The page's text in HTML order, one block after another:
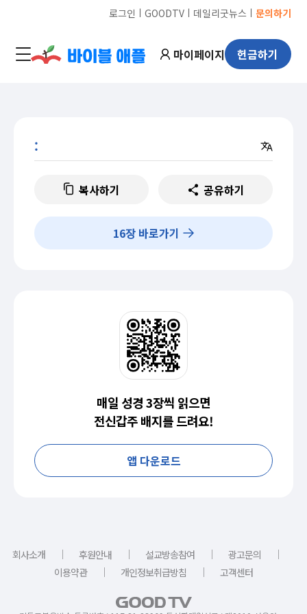
로그인 ㅣ GOODTVㅣ 데일리굿뉴스 ㅣ 문의하기
마이페이지 헌금하기
:
복사하기 공유하기
16장 바로가기
매일 성경 3장씩 읽으면
전신갑주 배지를 드려요!
앱 다운로드
회사소개 ｜ 후원안내 ｜ 설교방송참여 ｜ 광고문의
｜
이용약관
｜ 개인정보취급방침 ｜ 고객센터